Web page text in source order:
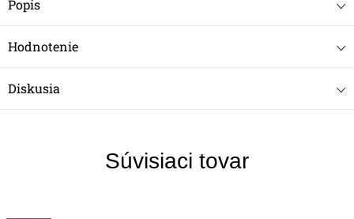
Popis
Hodnotenie
Diskusia
Súvisiaci tovar